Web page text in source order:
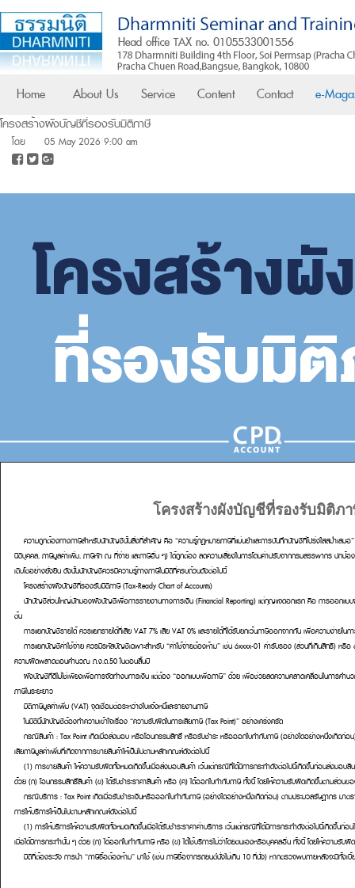
Home About Us Service Content Contact e-
โครงสร้างผังบัญชีที่รองรับมิติภาษี
โดย 05 May 2026 9:00 am
โครงสร้างผังบัญชีที่รองรับมิติภ
ความถูกต้องทางภาษีสำหรับนักบัญชีนั้นสิ่งที่สำคัญ คือ “ความรู้กฎหมายภาษีที่แม่นยำและการบันทึกบัญชีที่โปร่งใสสม่ำเสมอ”
นิติบุคคล, ภาษีมูลค่าเพิ่ม, ภาษีหัก ณ ที่จ่าย และภาษีอื่น ๆ) ได้ถูกต้อง ลดความเสี่ยงในการโดนค่าปรับจากกรมสรรพากร ปกป้อง
เติบโตอย่างยั่งยืน ดังนั้นนักบัญชีควรมีความรู้ทางภาษีในมิติที่ครบถ้วนดังต่อไปนี้
โครงสร้างผังบัญชีที่รองรับมิติภาษี (Tax-Ready Chart of Accounts)
นักบัญชีส่วนใหญ่มักมองผังบัญชีเพื่อการรายงานทางการเงิน (Financial Reporting) แต่กุญแจดอกแรก คือ การออกแบ
ต้น
การแยกบัญชีรายได้ควรแยกรายได้ที่เสีย VAT 7% เสีย VAT 0% และรายได้ที่ได้รับยกเว้นภาษีออกจากกัน เพื่อความง่ายใน
การแยกบัญชีค่าใช้จ่ายควรมีรหัสบัญชีเฉพาะสำหรับ “ค่าใช้จ่ายต้องห้าม” เช่น 6xxxx-01 ค่ารับรอง (ส่วนที่เกินสิทธิ) หรือ
ความผิดพลาดตอนคำนวณ ภ.ง.ด.50 ในตอนสิ้นปี
ผังบัญชีที่ดีไม่ใช่เพียงเพื่อการจัดทำงบการเงิน แต่ต้อง “ออกแบบเพื่อภาษี” ด้วย เพื่อช่วยลดความคลาดเคลื่อนในการคำน
ภาษีในระยะยาว
มิติภาษีมูลค่าเพิ่ม (VAT) จุดเชื่อมต่อระหว่างใบแจ้งหนี้และรายงานภาษี
ในมิตินี้นักบัญชีต้องทำความเข้าใจเรื่อง “ความรับผิดในการเสียภาษี (Tax Point)”อย่างเคร่งครัด
กรณีสินค้า :Tax Point เกิดเมื่อส่งมอบ หรือโอนกรรมสิทธิ์ หรือรับชำระ หรือออกใบกำกับภาษี (อย่างใดอย่างหนึ่งเกิดก่อ
เสียภาษีมูลค่าเพิ่มที่เกิดจากการขายสินค้าให้เป็นไปตามหลักเกณฑ์ดังต่อไปนี้
(1) การขายสินค้า ให้ความรับผิดทั้งหมดเกิดขึ้นเมื่อส่งมอบสินค้า เว้นแต่กรณีที่ได้มีการกระทำดังต่อไปนี้เกิดขึ้นก่อนส่งมอบสิ
ด้วย(ก) โอนกรรมสิทธิ์สินค้า (ข) ได้รับชำระราคาสินค้า หรือ (ค) ได้ออกใบกำกับภาษีทั้งนี้ โดยให้ความรับผิดเกิดขึ้นตามส่วนข
กรณีบริการ: Tax Point เกิดเมื่อรับชำระเงินหรือออกใบกำกับภาษี (อย่างใดอย่างหนึ่งเกิดก่อน) ตามประมวลรัษฎากร มาต
การให้บริการให้เป็นไปตามหลักเกณฑ์ดังต่อไปนี้
(1) การให้บริการให้ความรับผิดทั้งหมดเกิดขึ้นเมื่อได้รับชำระราคาค่าบริการ เว้นแต่กรณีที่ได้มีการกระทำดังต่อไปนี้เกิดขึ้นก่อ
เมื่อได้มีการกระทำนั้น ๆ ด้วย (ก) ได้ออกใบกำกับภาษี หรือ (ข) ได้ใช้บริการไม่ว่าโดยตนเองหรือบุคคลอื่นทั้งนี้ โดยให้ความรับผิ
มิติที่ต้องระวังการนำ “ภาษีซื้อต้องห้าม” มาใช้ (เช่น ภาษีซื้อจากรถยนต์นั่งไม่เกิน 10 ที่นั่ง) หากตรวจพบภายหลังจะมีทั้งเบี้